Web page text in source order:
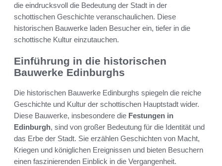
die eindrucksvoll die Bedeutung der Stadt in der
schottischen Geschichte veranschaulichen. Diese
historischen Bauwerke laden Besucher ein, tiefer in die
schottische Kultur einzutauchen.
Einführung in die historischen
Bauwerke Edinburghs
Die historischen Bauwerke Edinburghs spiegeln die reiche
Geschichte und Kultur der schottischen Hauptstadt wider.
Diese Bauwerke, insbesondere die Festungen in
Edinburgh, sind von großer Bedeutung für die Identität und
das Erbe der Stadt. Sie erzählen Geschichten von Macht,
Kriegen und königlichen Ereignissen und bieten Besuchern
einen faszinierenden Einblick in die Vergangenheit.